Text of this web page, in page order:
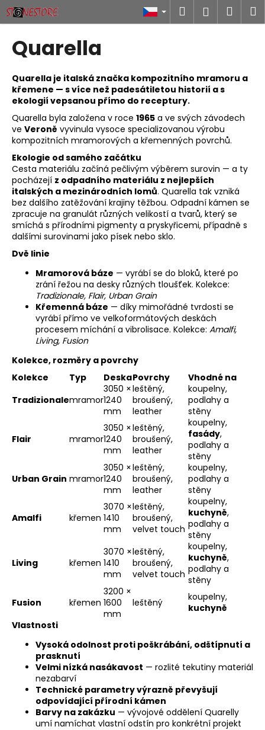
Přejít
na
obsah
Hledat
Quarella
Quarella je italská značka kompozitního mramoru a
křemene — s více než padesátiletou historií a s
ekologií vepsanou přímo do receptury.
Quarella byla založena v roce 1965 a ve svých závodech
ve Veroně vyvinula vysoce specializovanou výrobu
kompozitních mramorových a křemenných povrchů.
Ekologie od samého začátku
Cesta materiálu začíná pečlivým výběrem surovin — a ty
pocházejí z odpadního materiálu z nejlepších
italských a mezinárodních lomů. Quarella tak vzniká
bez dalšího zatěžování krajiny těžbou. Odpadní kámen se
zpracuje na granulát různých velikostí a tvarů, který se
smíchá s přírodními pigmenty a pryskyřicemi, případně s
dalšími surovinami jako písek nebo sklo.
Dvě linie
Mramorová báze — vyrábí se do bloků, které po
zrání řežou na desky různých tloušťek. Kolekce:
Tradizionale, Flair, Urban Grain
Křemenná báze — díky mimořádné tvrdosti se
vyrábí přímo ve velkoformátových deskách
procesem míchání a vibrolisace. Kolekce: Amalfi,
Living, Fusion
Kolekce, rozměry a povrchy
Kolekce
Typ DeskaPovrchy
Vhodné na
Tradizionalemramor
3050 ×
1240
mm
leštěný,
broušený,
leather
koupelny,
podlahy a
stěny
Flair mramor
3050 ×
1240
mm
leštěný,
broušený,
leather
koupelny,
fasády,
podlahy a
stěny
Urban Grain mramor
3050 ×
1240
mm
leštěný,
broušený,
leather
koupelny,
podlahy a
stěny
Amalfi křemen
3070 ×
1410
mm
leštěný,
broušený,
velvet touch
koupelny,
kuchyně,
podlahy a
stěny
Living křemen
3070 ×
1410
mm
leštěný,
broušený,
velvet touch
koupelny,
kuchyně,
podlahy a
stěny
Fusion
křemen
3200 ×
1600
mm
leštěný
koupelny,
kuchyně
Vlastnosti
Vysoká odolnost proti poškrábání, odštípnutí a
prasknutí
Velmi nízká nasákavost — rozlité tekutiny materiál
nezabarví
Technické parametry výrazně převyšují
odpovídající přírodní kámen
Barvy na zakázku — vývojové oddělení Quarelly
umí namíchat vlastní odstín pro konkrétní projekt
K
o
o
p
o
t
ř
e
b
u
j
e
t
e
HLEDAT
p
u
j
e